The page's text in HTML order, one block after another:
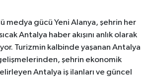
medya gücü Yeni Alanya, şehrin her
Antalya haber akışını anlık olarak
Turizmin kalbinde yaşanan Antalya
şehrin ekonomik
Antalya iş ilanları ve güncel